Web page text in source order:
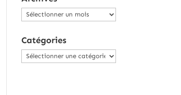
Archives
Catégories
Catégories